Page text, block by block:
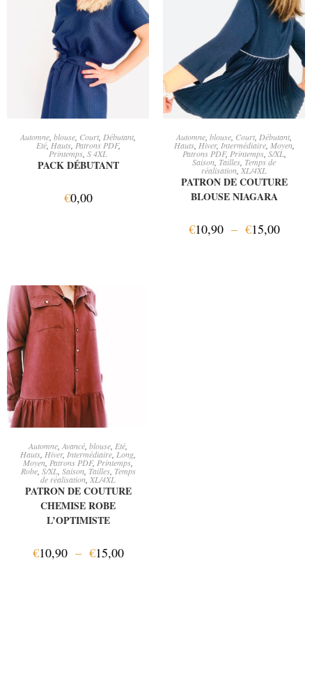
AJOUTER AU PANIER
Automne, blouse, Court, Débutant,
Eté,Hauts, Patrons PDF,
Printemps, S 4XL
PACK DÉBUTANT
€0,00
CHOIX DES OPTIONS
Automne, blouse, Court, Débutant,
Hauts, Hiver, Intermédiaire, Moyen,
Patrons PDF, Printemps,S/XL,
Saison, Tailles, Temps de
réalisation,XL/4XL
PATRON DE COUTURE
BLOUSE NIAGARA
€10,90 – €15,00
CHOIX DES OPTIONS
Automne, Avancé, blouse, Eté,
Hauts, Hiver, Intermédiaire, Long,
Moyen, Patrons PDF, Printemps,
Robe, S/XL, Saison, Tailles, Temps
de réalisation, XL/4XL
PATRON DE COUTURE
CHEMISE ROBE
L’OPTIMISTE
€10,90 – €15,00